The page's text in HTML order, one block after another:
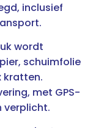
inclusief
wordt
schuimfolie
kratten.
met GPS-
verplicht.